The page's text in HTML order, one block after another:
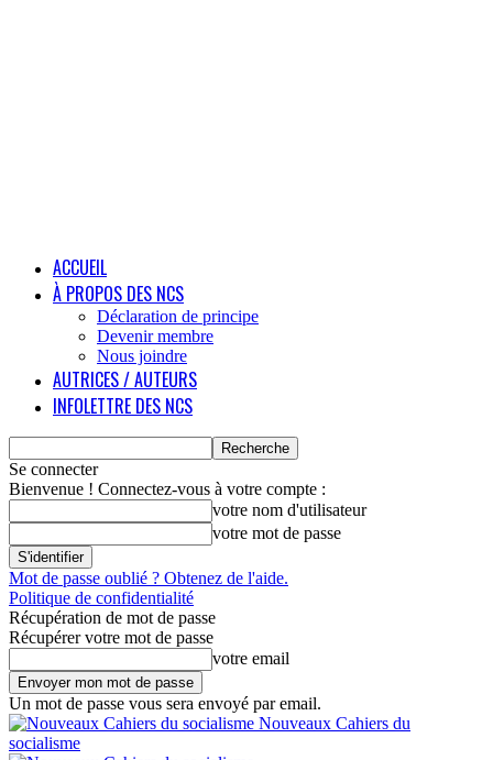
ACCUEIL
À PROPOS DES NCS
Déclaration de principe
Devenir membre
Nous joindre
AUTRICES / AUTEURS
INFOLETTRE DES NCS
Se connecter
Bienvenue ! Connectez-vous à votre compte :
votre nom d'utilisateur
votre mot de passe
Mot de passe oublié ? Obtenez de l'aide.
Politique de confidentialité
Récupération de mot de passe
Récupérer votre mot de passe
votre email
Un mot de passe vous sera envoyé par email.
Nouveaux Cahiers du
socialisme